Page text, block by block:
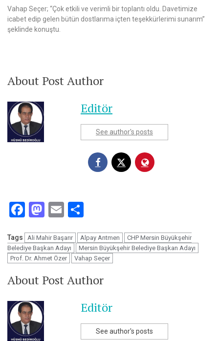
Vahap Seçer; “Çok etkili ve verimli bir toplantı oldu. Davetimize
icabet edip gelen bütün dostlarıma içten teşekkürlerimi sunarım”
şeklinde konuştu.
About Post Author
Editör
See author's posts
Facebook
Mastodon
Email
Tags Ali Mahir Başarır Alpay Antmen
CHP Mersin Büyükşehir
Belediye Başkan Adayı
Mersin Büyükşehir Belediye Başkan Adayı
Prof. Dr. Ahmet Özer
Vahap Seçer
About Post Author
Editör
See author's posts